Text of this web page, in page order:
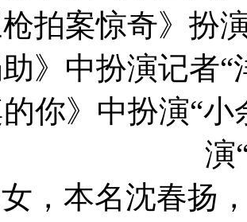
拍案惊奇》扮
》中扮演记者“
的你》中扮演“
演
，本名沈春扬